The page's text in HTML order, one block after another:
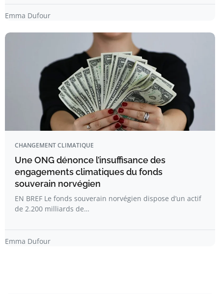
Emma Dufour
CHANGEMENT CLIMATIQUE
Une ONG dénonce l’insuffisance des
engagements climatiques du fonds
souverain norvégien
EN BREF Le fonds souverain norvégien dispose d’un actif
de 2.200 milliards de…
Emma Dufour